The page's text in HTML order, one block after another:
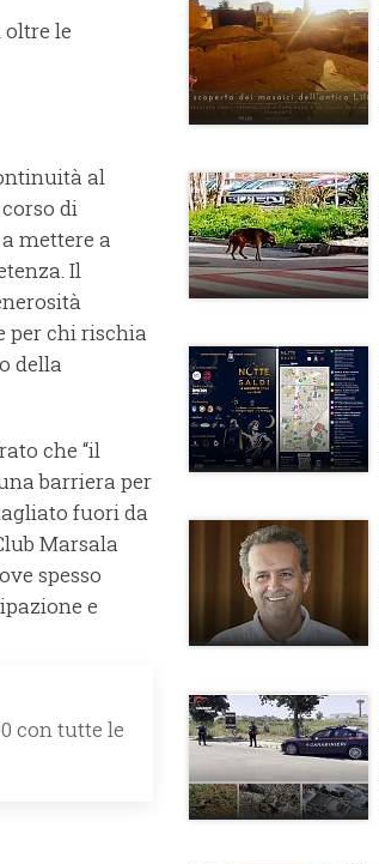
oltre le
al
di
mettere a
Il
per chi rischia
della
che “il
barriera per
fuori da
Marsala
spesso
e
con tutte le